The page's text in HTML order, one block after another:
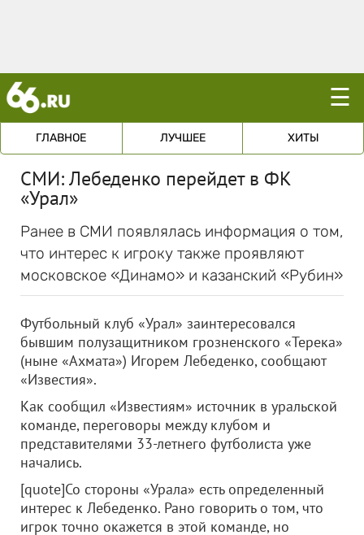
☰
ГЛАВНОЕ ЛУЧШЕЕ ХИТЫ
СМИ: Лебеденко перейдет в ФК
«Урал»
Ранее в СМИ появлялась информация о том,
что интерес к игроку также проявляют
московское «Динамо» и казанский «Рубин»
Футбольный клуб «Урал» заинтересовался
бывшим полузащитником грозненского «Терека»
(ныне «Ахмата») Игорем Лебеденко, сообщают
«Известия».
Как сообщил «Известиям» источник в уральской
команде, переговоры между клубом и
представителями 33-летнего футболиста уже
начались.
[quote]Со стороны «Урала» есть определенный
интерес к Лебеденко. Рано говорить о том, что
игрок точно окажется в этой команде, но